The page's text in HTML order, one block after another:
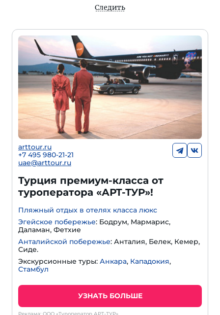
Следить
arttour.ru
+7 495 980-21-21
uae@arttour.ru
Турция премиум-класса от
туроператора «АРТ-ТУР»!
Пляжный отдых в отелях класса люкс
Эгейское побережье: Бодрум, Мармарис,
Даламан, Фетхие
Анталийской побережье: Анталия, Белек, Кемер,
Сиде.
Экскурсионные туры: Анкара, Кападокия,
Стамбул
УЗНАТЬ БОЛЬШЕ